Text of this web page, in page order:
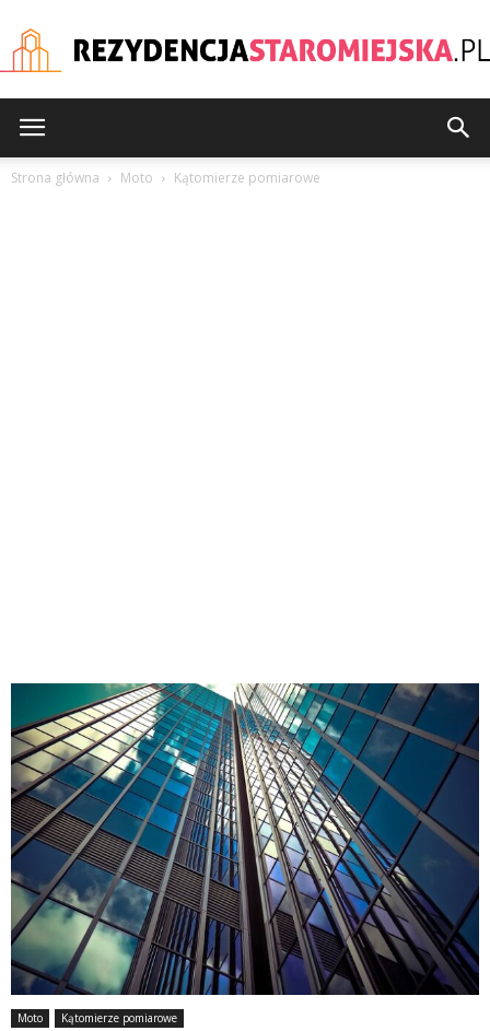
Strona główna Moto Kątomierze pomiarowe
Moto Kątomierze pomiarowe